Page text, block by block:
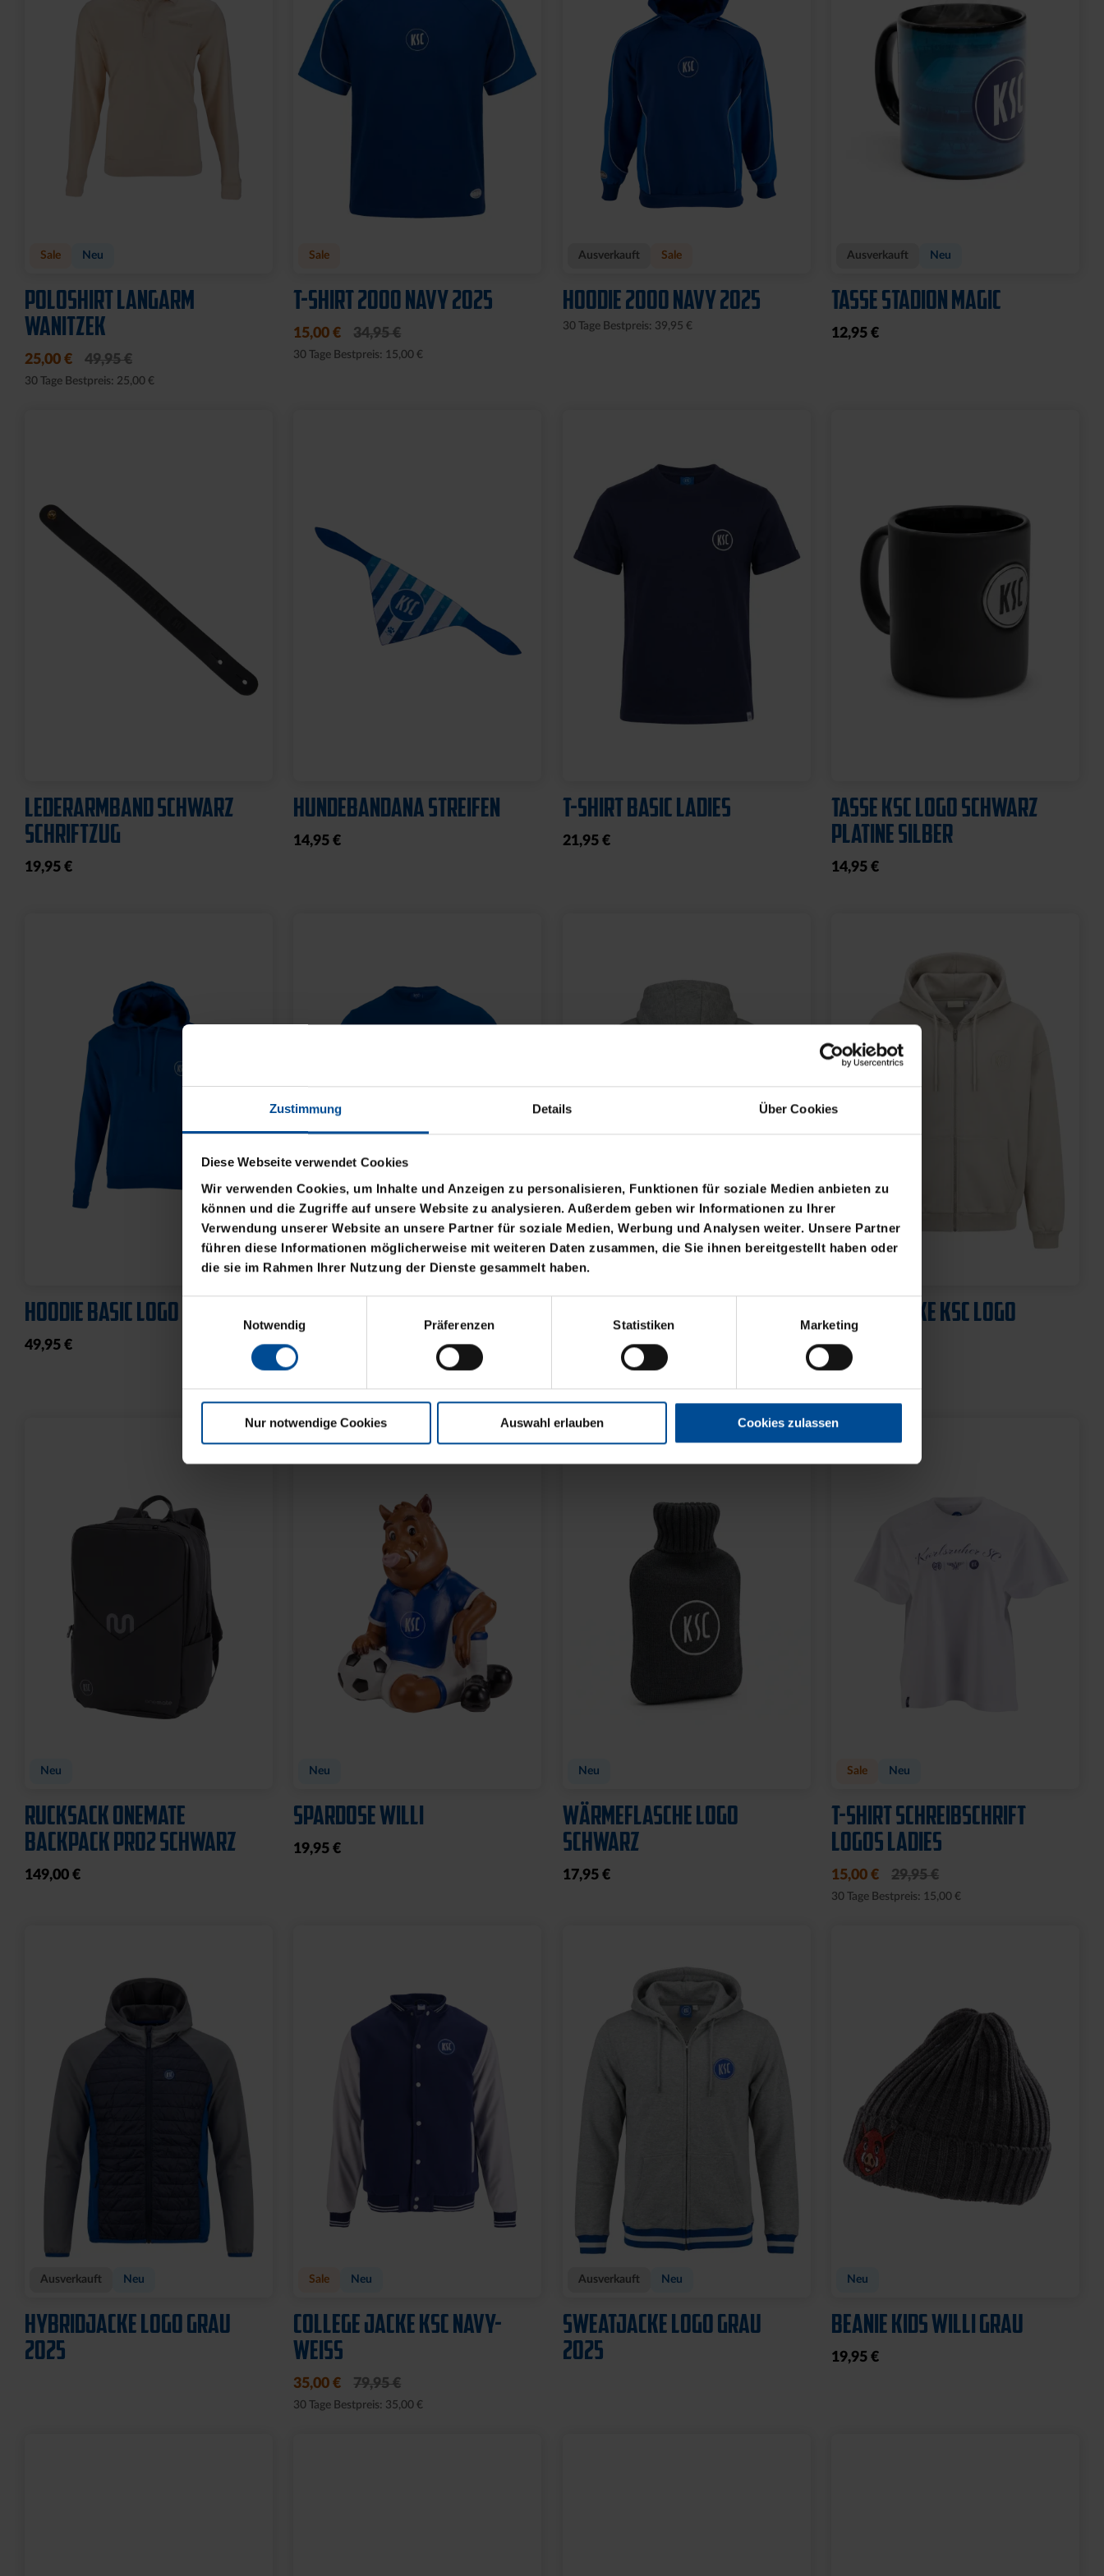
Zustimmung Details Über Cookies
Diese Webseite verwendet Cookies
Wir verwenden Cookies, um Inhalte und Anzeigen zu personalisieren, Funktionen für soziale Medien anbieten zu
können und die Zugriffe auf unsere Website zu analysieren. Außerdem geben wir Informationen zu Ihrer
Verwendung unserer Website an unsere Partner für soziale Medien, Werbung und Analysen weiter. Unsere Partner
führen diese Informationen möglicherweise mit weiteren Daten zusammen, die Sie ihnen bereitgestellt haben oder
die sie im Rahmen Ihrer Nutzung der Dienste gesammelt haben.
Notwendig
Präferenzen Statistiken Marketing
Nur notwendige Cookies Auswahl erlauben Cookies zulassen
Sale Neu
POLOSHIRT LANGARM
WANITZEK
25,00 € 49,95 €
30 Tage Bestpreis: 25,00 €
Sale
T-SHIRT 2000 NAVY 2025
15,00 € 34,95 €
30 Tage Bestpreis: 15,00 €
Ausverkauft Sale
HOODIE 2000 NAVY 2025
30 Tage Bestpreis: 39,95 €
Ausverkauft Neu
TASSE STADION MAGIC
12,95 €
LEDERARMBAND SCHWARZ
SCHRIFTZUG
19,95 €
HUNDEBANDANA STREIFEN
14,95 €
T-SHIRT BASIC LADIES
21,95 €
TASSE KSC LOGO SCHWARZ
PLATINE SILBER
14,95 €
HOODIE BASIC LOGO KLEIN
49,95 €
T-SHIRT BASIC LOGO KLEIN
21,95 €
Sale
SWEATJACKE LOGO KIDS
39,95 €
30 Tage Bestpreis: 29,95 €
SWEATJACKE KSC LOGO
NATUR
64,95 €
Neu
RUCKSACK ONEMATE
BACKPACK PRO2 SCHWARZ
149,00 €
Neu
SPARDOSE WILLI
19,95 €
Neu
WÄRMEFLASCHE LOGO
SCHWARZ
17,95 €
Sale Neu
T-SHIRT SCHREIBSCHRIFT
LOGOS LADIES
15,00 € 29,95 €
30 Tage Bestpreis: 15,00 €
Ausverkauft Neu
HYBRIDJACKE LOGO GRAU
2025
Sale Neu
COLLEGE JACKE KSC NAVY-
WEISS
35,00 € 79,95 €
30 Tage Bestpreis: 35,00 €
Ausverkauft Neu
SWEATJACKE LOGO GRAU
2025
Neu
BEANIE KIDS WILLI GRAU
19,95 €